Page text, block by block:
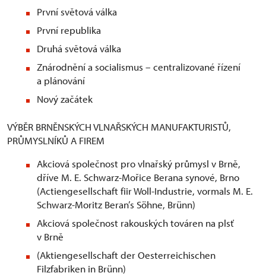
První světová válka
První republika
Druhá světová válka
Znárodnění a socialismus – centralizované řízení
a plánování
Nový začátek
VÝBĚR BRNĚNSKÝCH VLNAŘSKÝCH MANUFAKTURISTŮ,
PRŮMYSLNÍKŮ A FIREM
Akciová společnost pro vlnařský průmysl v Brně,
dříve M. E. Schwarz-Mořice Berana synové, Brno
(Actiengesellschaft fiir Woll-Industrie, vormals M. E.
Schwarz-Moritz Beran’s Söhne, Brünn)
Akciová společnost rakouských továren na plsť
v Brně
(Aktiengesellschaft der Oesterreichischen
Filzfabriken in Brünn)